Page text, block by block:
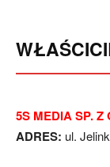
5S MEDIA SP. Z
ADRES: ul.